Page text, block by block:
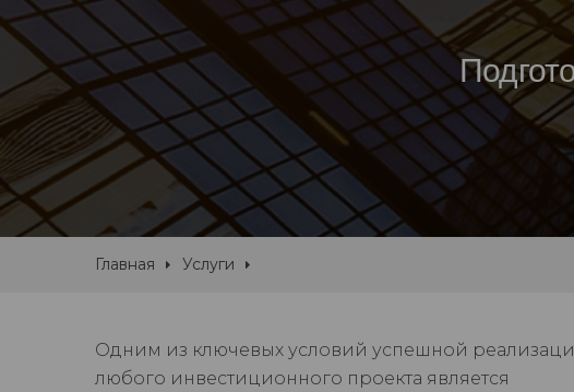
Главная Услуги
Одним из ключевых условий успешной
любого инвестиционного проекта является